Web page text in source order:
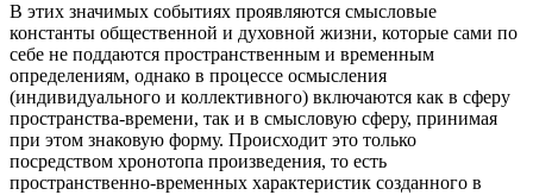
В этих значимых событиях проявляются смысловые
константы общественной и духовной жизни, которые сами по
себе не поддаются пространственным и временным
определениям, однако в процессе осмысления
(индивидуального и коллективного) включаются как в сферу
пространства-времени, так и в смысловую сферу, принимая
при этом знаковую форму. Происходит это только
посредством хронотопа произведения, то есть
пространственно-временных характеристик созданного в